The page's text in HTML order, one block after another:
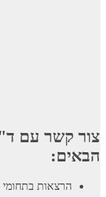
צור קשר עם
הבאים:
הרצאות בתחומי